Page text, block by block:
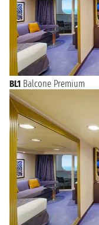
BL1 Balcone Premium